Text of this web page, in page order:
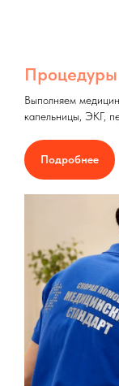
Выполняем
капельницы, ЭКГ,
Подробнее